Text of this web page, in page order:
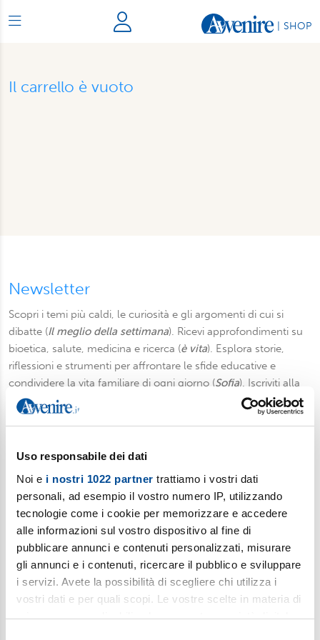
Uso responsabile dei dati
Noi e i nostri 1022 partner trattiamo i vostri dati
personali, ad esempio il vostro numero IP, utilizzando
tecnologie come i cookie per memorizzare e accedere
alle informazioni sul vostro dispositivo al fine di
pubblicare annunci e contenuti personalizzati, misurare
gli annunci e i contenuti, ricercare il pubblico e sviluppare
i servizi. Avete la possibilità di scegliere chi utilizza i
vostri dati e per quali scopi. Le vostre scelte in materia di
privacy sono applicabili solo su questa proprietà digitale
SHOP
Il carrello è vuoto
Newsletter
Scopri i temi più caldi, le curiosità e gli argomenti di cui si
dibatte (Il meglio della settimana). Ricevi approfondimenti su
bioetica, salute, medicina e ricerca (è vita). Esplora storie,
riflessioni e strumenti per affrontare le sfide educative e
condividere la vita familiare di ogni giorno (Sofia). Iscriviti alla
newsletter per gli insegnanti di religione (e non solo): una
selezione di fatti e storie da discutere in classe (
Ora Libera).
newsletter settimanale di Gutenberg, inserto culturale di
Iscriviti
SOCIAL